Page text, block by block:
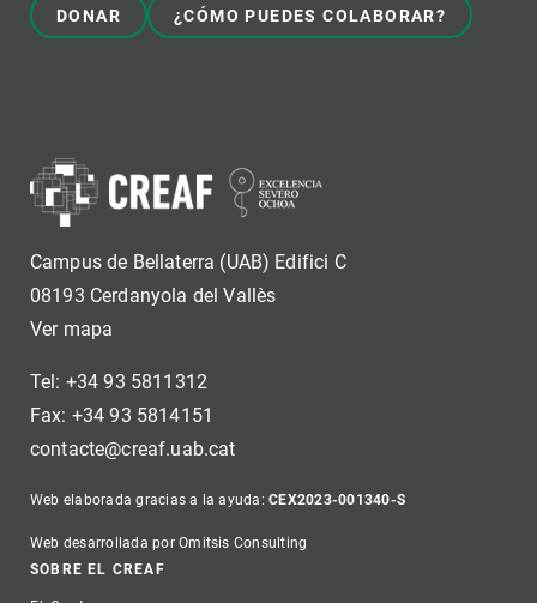
DONAR ¿CÓMO PUEDES COLABORAR?
Campus de Bellaterra (UAB) Edifici C
08193 Cerdanyola del Vallès
Ver mapa
Tel: +34 93 5811312
Fax: +34 93 5814151
contacte@creaf.uab.cat
Web elaborada gracias a la ayuda:CEX2023-001340-S
Web desarrollada por Omitsis Consulting
SOBRE EL CREAF